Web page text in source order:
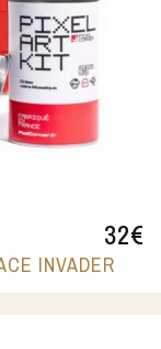
32€
INVADER